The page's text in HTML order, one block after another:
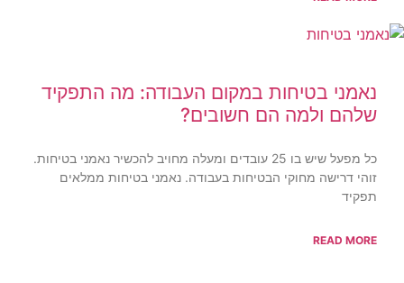
נאמני בטיחות במקום העבודה: מה התפקיד
שלהם ולמה הם חשובים?
כל מפעל שיש בו 25 עובדים ומעלה מחויב להכשיר נאמני בטיחות.
זוהי דרישה מחוקי הבטיחות בעבודה. נאמני בטיחות ממלאים
תפקיד
READ MORE